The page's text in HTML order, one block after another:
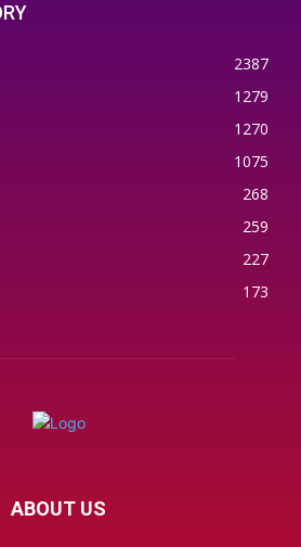
2387
1279
1270
1075
268
259
227
173
ABOUT US